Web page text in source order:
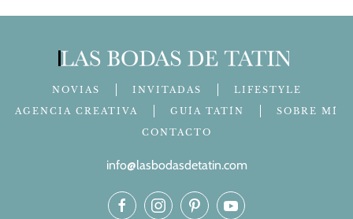
NOVIAS INVITADAS
LIFESTYLE
AGENCIA CREATIVA
GUÍA TATÍN
SOBRE MÍ
CONTACTO
info@lasbodasdetatin.com